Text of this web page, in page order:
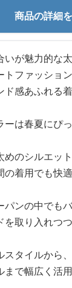
商品の詳細
が魅力的な
トファッショ
感あふれる
ーは春夏にぴ
めのシルエッ
着用でも快
パンの中でも
を取り入れつ
スタイルから
で幅広く活用